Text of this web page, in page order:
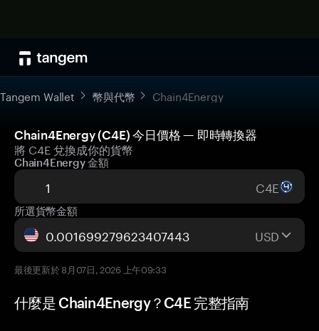
Tangem Wallet 幣與代幣 Chain4Energy
Chain4Energy (C4E) 今日價格 — 即時轉換器
將 C4E 兌換成你的貨幣
Chain4Energy 金額
C4E
所選貨幣金額
USD
最後更新於 8月07日, 2026 上午09:33
什麼是 Chain4Energy？C4E 完整指南